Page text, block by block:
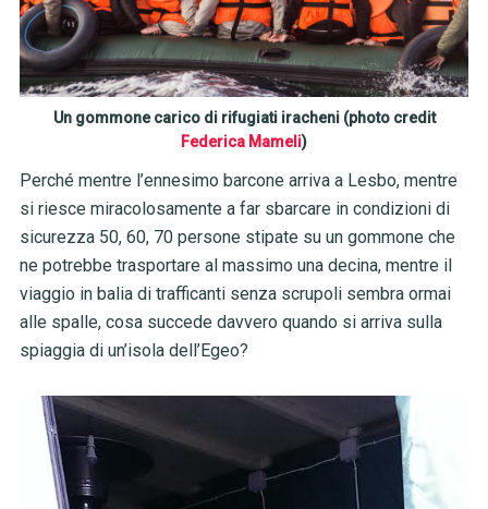
Un gommone carico di rifugiati iracheni (photo credit
Federica Mameli)
Perché mentre l’ennesimo barcone arriva a Lesbo, mentre
si riesce miracolosamente a far sbarcare in condizioni di
sicurezza 50, 60, 70 persone stipate su un gommone che
ne potrebbe trasportare al massimo una decina, mentre il
viaggio in balia di trafficanti senza scrupoli sembra ormai
alle spalle, cosa succede davvero quando si arriva sulla
spiaggia di un’isola dell’Egeo?